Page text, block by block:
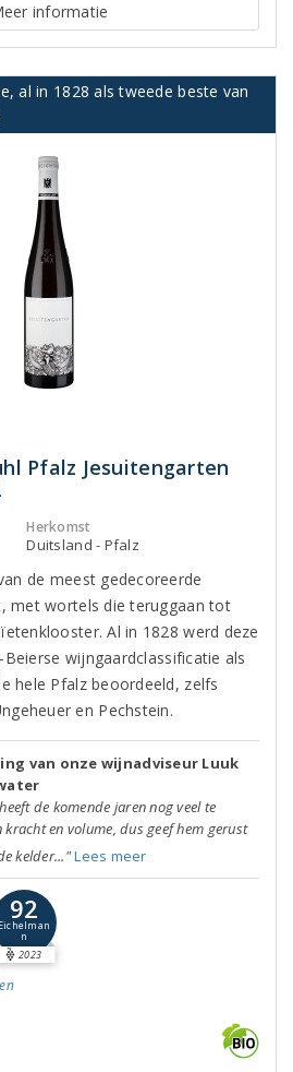
informatie
al in 1828 als tweede beste van
Pfalz Jesuitengarten
Herkomst
Duitsland - Pfalz
de meest gedecoreerde
met wortels die teruggaan tot
Al in 1828 werd deze
wijngaardclassificatie als
hele Pfalz beoordeeld, zelfs
en Pechstein.
van onze wijnadviseur Luuk
de komende jaren nog veel te
kracht en volume, dus geef hem gerust
kelder..."Lees meer
92
Eichelman
n
2023